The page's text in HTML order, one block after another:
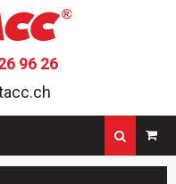
96 26
Suchbegriffe